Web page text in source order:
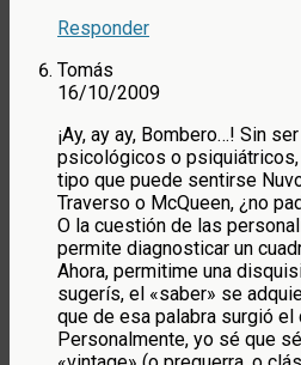
Responder
Tomás
16/10/2009
¡Ay, ay ay, Bombero…! Sin
psicológicos o psiquiátricos,
tipo que puede sentirse
Traverso o McQueen, ¿no
O la cuestión de las
permite diagnosticar un
Ahora, permitime una
sugerís, el «saber» se
que de esa palabra surgió
Personalmente, yo sé que